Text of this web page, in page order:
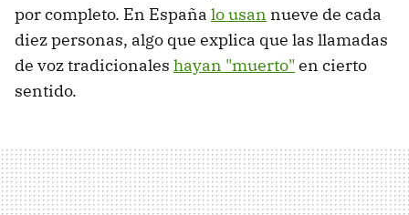
por completo. En España lo usan nueve de cada
diez personas, algo que explica que las llamadas
de voz tradicionales hayan "muerto" en cierto
sentido.